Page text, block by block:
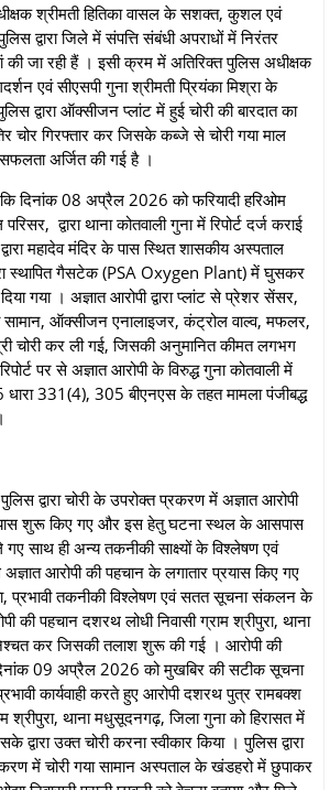
हितिका वासल के सशक्त, कुशल एवं
द्वारा जिले में संपत्ति संबंधी अपराधों में निरंतर
की जा रही हैं । इसी क्रम में अतिरिक्‍त पुलिस अधीक्षक
एवं सीएसपी गुना श्रीमती प्रियंका मिश्रा के
द्वारा ऑक्सीजन प्लांट में हुई चोरी की बारदात का
चोर गिरफ्तार कर जिसके कब्जे से चोरी गया माल
अर्जित की गई है ।
08 अप्रैल 2026 को फरियादी हरिओम
द्वारा थाना कोतवाली गुना में रिपोर्ट दर्ज कराई
द्वारा महादेव मंदिर के पास स्थित शासकीय अस्पताल
स्थापित गैसटेक (PSA Oxygen Plant) में घुसकर
गया । अज्ञात आरोपी द्वारा प्लांट से प्रेशर सेंसर,
सामान, ऑक्सीजन एनालाइजर, कंट्रोल वाल्व, मफलर,
चोरी कर ली गई, जिसकी अनुमानित कीमत लगभग
पर से अज्ञात आरोपी के विरुद्ध गुना कोतवाली में
331(4), 305 बीएनएस के तहत मामला पंजीबद्ध
चोरी के उपरोक्‍त प्रकरण में अज्ञात आरोपी
शुरू किए गए और इस हेतु घटना स्‍थल के आसपास
साथ ही अन्य तकनीकी साक्ष्यों के विश्लेषण एवं
आरोपी की पहचान के लगातार प्रयास किए गए
प्रभावी तकनीकी विश्लेषण एवं सतत सूचना संकलन के
की पहचान दशरथ लोधी निवासी ग्राम श्रीपुरा, थाना
कर जिसकी तलाश शुरू की गई । आरोपी की
09 अप्रैल 2026 को मुखबिर की सटीक सूचना
कार्यवाही करते हुए आरोपी दशरथ पुत्र रामबक्श
श्रीपुरा, थाना मधुसूदनगढ़, जिला गुना को हिरासत में
उक्त चोरी करना स्वीकार किया । पुलिस द्वारा
में चोरी गया सामान अस्पताल के खंडहरो में छुपाकर